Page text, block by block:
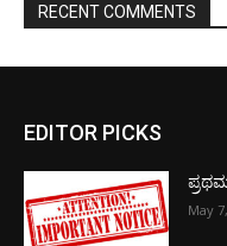
RECENT COMMENTS
EDITOR PICKS
May